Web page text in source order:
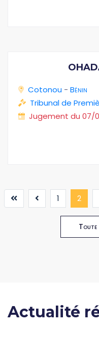
Cotonou - Bénin
Tribunal de
Jugement du 07/
1 2
Actualité